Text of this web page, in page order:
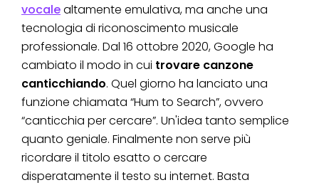
vocalealtamente emulativa, ma anche una
tecnologia di riconoscimento musicale
professionale. Dal 16 ottobre 2020, Google ha
cambiato il modo in cui trovare canzone
canticchiando. Quel giorno ha lanciato una
funzione chiamata “Hum to Search”, ovvero
“canticchia per cercare”. Un'idea tanto semplice
quanto geniale. Finalmente non serve più
ricordare il titolo esatto o cercare
disperatamente il testo su internet. Basta